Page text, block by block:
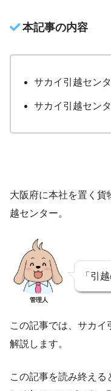
本記事の内容
サカイ引越セン
サカイ引越セン
大阪府に本社を置く貨
越センター。
管理人
「引
この記事では、サカイ
解説します。
この記事を読み終える